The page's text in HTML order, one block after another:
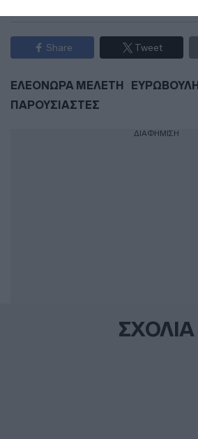
Share Tweet
ΕΛΕΟΝΩΡΑ ΜΕΛΕΤΗ
ΕΥΡΩΒΟΥΛΗ
ΠΑΡΟΥΣΙΑΣΤΕΣ
ΔΙΑΦΗΜΙΣΗ
ΣΧΟΛΙΑ